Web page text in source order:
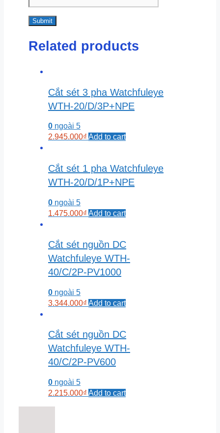
Related products
Cắt sét 3 pha Watchfuleye
WTH-20/D/3P+NPE
0 ngoài 5
2.945.000₫ Add to cart
Cắt sét 1 pha Watchfuleye
WTH-20/D/1P+NPE
0 ngoài 5
1.475.000₫ Add to cart
Cắt sét nguồn DC
Watchfuleye WTH-
40/C/2P-PV1000
0 ngoài 5
3.344.000₫ Add to cart
Cắt sét nguồn DC
Watchfuleye WTH-
40/C/2P-PV600
0 ngoài 5
2.215.000₫ Add to cart